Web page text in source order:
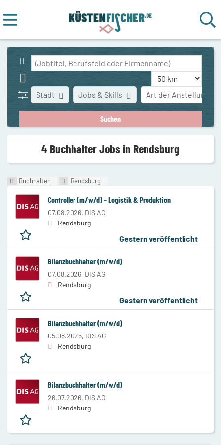
Stadt Art der Anstellung
Jobs & Skills
4 Buchhalter Jobs in Rendsburg
Buchhalter Rendsburg
Controller (m/w/d) – Logistik & Produktion
07.08.2026, DIS AG
Rendsburg
Gestern veröffentlicht
Bilanzbuchhalter (m/w/d)
07.08.2026, DIS AG
Rendsburg
Gestern veröffentlicht
Bilanzbuchhalter (m/w/d)
05.08.2026, DIS AG
Rendsburg
Bilanzbuchhalter (m/w/d)
26.07.2026, DIS AG
Rendsburg